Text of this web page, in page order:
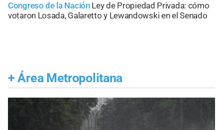
Congreso de la Nación Ley de Propiedad Privada: cómo
votaron Losada, Galaretto y Lewandowski en el Senado
+ Área Metropolitana